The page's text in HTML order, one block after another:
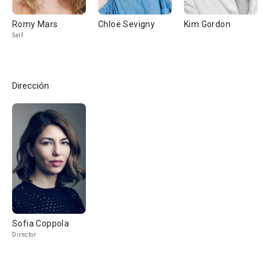
Romy Mars
Self
Chloë Sevigny Kim Gordon
Dirección
Sofia Coppola
Director